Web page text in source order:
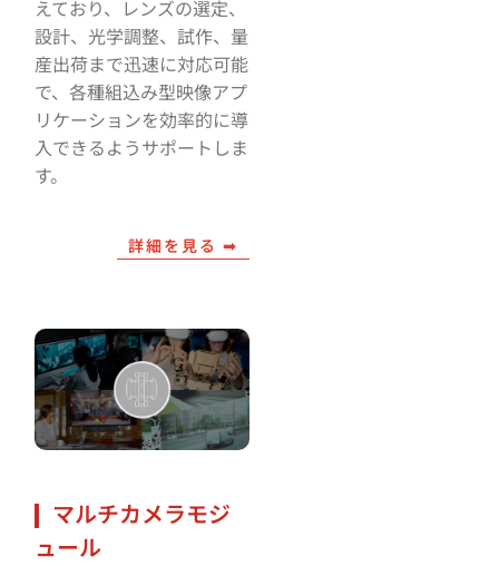
えており、レンズの選定、
設計、光学調整、試作、量
産出荷まで迅速に対応可能
で、各種組込み型映像アプ
リケーションを効率的に導
入できるようサポートしま
す。
詳細を見る ➟
マルチカメラモジ
ュール